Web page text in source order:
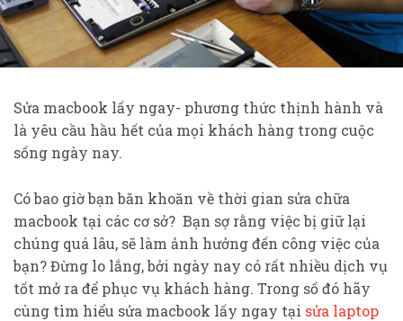
Sửa macbook lấy ngay- phương thức thịnh hành và
là yêu cầu hầu hết của mọi khách hàng trong cuộc
sống ngày nay.
Có bao giờ bạn băn khoăn về thời gian sửa chữa
macbook tại các cơ sở? Bạn sợ rằng việc bị giữ lại
chúng quá lâu, sẽ làm ảnh hưởng đến công việc của
bạn? Đừng lo lắng, bởi ngày nay có rất nhiều dịch vụ
tốt mở ra để phục vụ khách hàng. Trong số đó hãy
cùng tìm hiểu sửa macbook lấy ngay tại sửa laptop